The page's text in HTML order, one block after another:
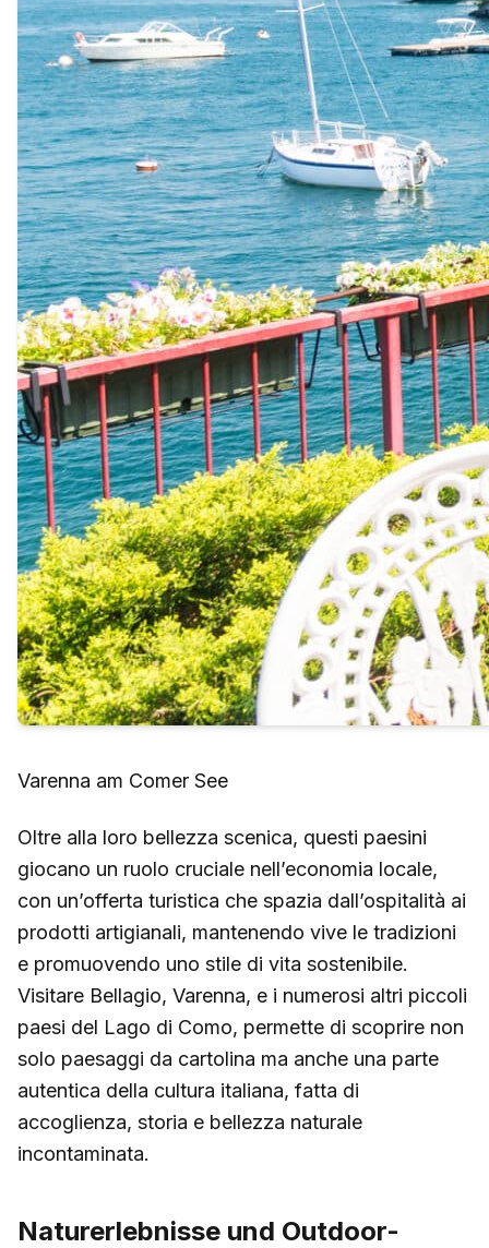
Varenna am Comer See
Oltre alla loro bellezza scenica, questi paesini
giocano un ruolo cruciale nell’economia locale,
con un’offerta turistica che spazia dall’ospitalità ai
prodotti artigianali, mantenendo vive le tradizioni
e promuovendo uno stile di vita sostenibile.
Visitare Bellagio, Varenna, e i numerosi altri piccoli
paesi del Lago di Como, permette di scoprire non
solo paesaggi da cartolina ma anche una parte
autentica della cultura italiana, fatta di
accoglienza, storia e bellezza naturale
incontaminata.
Naturerlebnisse und Outdoor-